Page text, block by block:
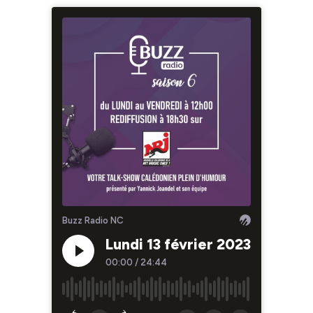
Buzz Radio NC
Lundi 13 février 2023
00:00 / 24:44